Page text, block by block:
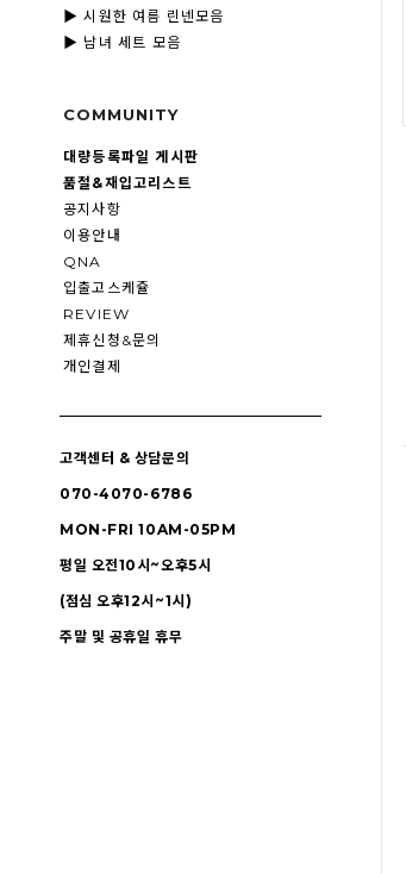
▶ 시원한 여름 린넨모음
▶ 남녀 세트 모음
COMMUNITY
대량등록파일 게시판
품절&재입고리스트
공지사항
이용안내
QNA
입출고스케쥴
REVIEW
제휴신청&문의
개인결제
고객센터 & 상담문의
070-4070-6786
MON-FRI 10AM-05PM
평일 오전10시~오후5시
(점심 오후12시~1시)
주말 및 공휴일 휴무